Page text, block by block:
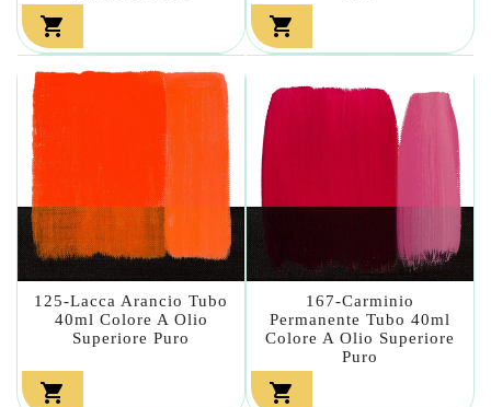
 
125-Lacca Arancio Tubo
40ml Colore A Olio
Superiore Puro

167-Carminio
Permanente Tubo 40ml
Colore A Olio Superiore
Puro
